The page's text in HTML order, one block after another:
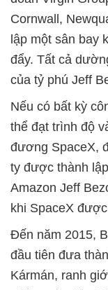
Cornwall,
lập một sân bay
đẩy. Tất cả
của tỷ phú Jeff
Nếu có bất kỳ
thể đạt trình độ
đương SpaceX,
ty được thành
Amazon Jeff
khi SpaceX
Đến năm 2015,
đầu tiên đưa
Kármán, ranh